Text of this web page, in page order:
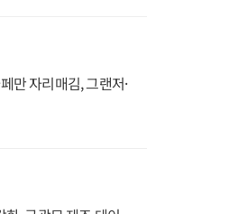
만 자리매김, 그랜저·